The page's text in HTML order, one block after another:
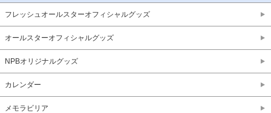
フレッシュオールスターオフィシャルグッズ
オールスターオフィシャルグッズ
NPBオリジナルグッズ
カレンダー
メモラビリア